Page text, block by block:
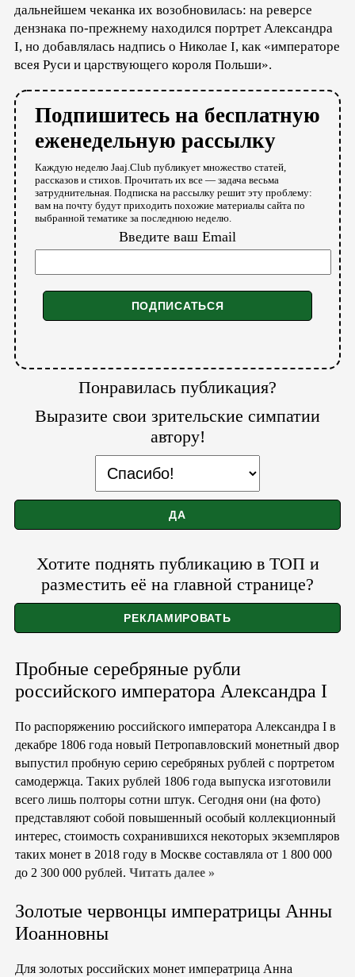
дальнейшем чеканка их возобновилась: на реверсе
дензнака по-прежнему находился портрет Александра
I, но добавлялась надпись о Николае I, как «императоре
всея Руси и царствующего короля Польши».
Подпишитесь на бесплатную
еженедельную рассылку
Каждую неделю Jaaj.Club публикует множество статей,
рассказов и стихов. Прочитать их все — задача весьма
затруднительная. Подписка на рассылку решит эту проблему:
вам на почту будут приходить похожие материалы сайта по
выбранной тематике за последнюю неделю.
Введите ваш Email
Понравилась публикация?
Выразите свои зрительские симпатии
автору!
Хотите поднять публикацию в ТОП и
разместить её на главной странице?
Пробные серебряные рубли
российского императора Александра I
По распоряжению российского императора Александра I в
декабре 1806 года новый Петропавловский монетный двор
выпустил пробную серию серебряных рублей с портретом
самодержца. Таких рублей 1806 года выпуска изготовили
всего лишь полторы сотни штук. Сегодня они (на фото)
представляют собой повышенный особый коллекционный
интерес, стоимость сохранившихся некоторых экземпляров
таких монет в 2018 году в Москве составляла от 1 800 000
до 2 300 000 рублей. Читать далее »
Золотые червонцы императрицы Анны
Иоанновны
Для золотых российских монет императрица Анна